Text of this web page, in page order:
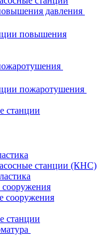
давления
повышения
пожаротушения
станции
станции (КНС)
сооружения
станции